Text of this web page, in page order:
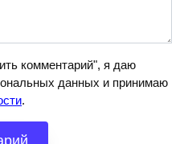
комментарий", я даю
данных и принимаю
.